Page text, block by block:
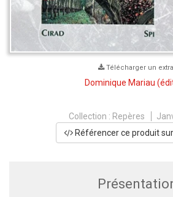
Télécharger un
Dominique Mariau
Collection : Repères
Référencer ce produit